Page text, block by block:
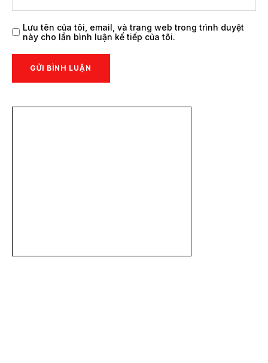
Lưu tên của tôi, email, và trang web trong trình duyệt
này cho lần bình luận kế tiếp của tôi.